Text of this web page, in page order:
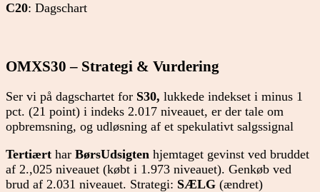
C20: Dagschart
OMXS30 – Strategi & Vurdering
Ser vi på dagschartet for S30, lukkede indekset i minus 1
pct. (21 point) i indeks 2.017 niveauet, er der tale om
opbremsning, og udløsning af et spekulativt salgssignal
Tertiært har BørsUdsigten hjemtaget gevinst ved bruddet
af 2.,025 niveauet (købt i 1.973 niveauet). Genkøb ved
brud af 2.031 niveauet. Strategi: SÆLG (ændret)